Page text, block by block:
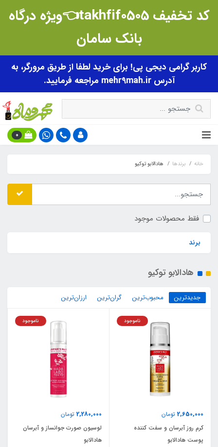
کد تخفیف takhfif0505👈ویژه درگاه
بانک سامان
کاربر گرامی دیجی پی! برای خرید لطفا از طریق مرورگر، به
آدرس mehr9mah.ir مراجعه فرمایید.
0
خانه برندها هادالابو توکیو
فقط محصولات موجود
برند
هادالابو توکیو
جدیدترین محبوب‌ترین گران‌ترین ارزان‌ترین
2,650,000 تومان
ناموجود
کرم روز آبرسان و سفت کننده
پوست هادالابو
2,280,000 تومان
ناموجود
لوسیون صورت جوانساز و آبرسان
هادالابو